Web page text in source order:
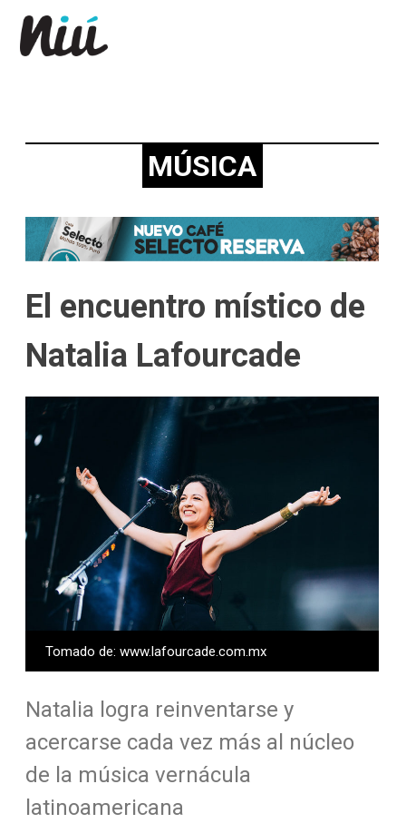
MÚSICA
El encuentro místico de
Natalia Lafourcade
Tomado de: www.lafourcade.com.mx
Natalia logra reinventarse y
acercarse cada vez más al núcleo
de la música vernácula
latinoamericana